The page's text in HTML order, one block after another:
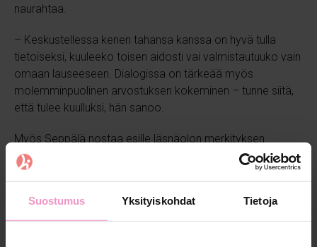
Suostumus Yksityiskohdat Tietoja
naurahtaa.
– Keskustellessa kenen tahansa kanssa on hyvä tulla
tietoiseksi, kuuleeko toisen aidosti vai valmistautuuko vain
omaan lauseeseen. Dialogissa on tärkeää myös
molemminpuolinen arvostuksen kokeminen – tunne siitä,
että tulee kuulluksi, hän sanoo.
Myös Seppälä nostaa esille läsnäolon merkityksen
kohtaamisissa.
– Kysymys ei ole pelkästään siitä, “mitä kuuluu”, vaan
miten löytää aikaa aidolle läsnäololle ja kohtaamiselle.
Tätä ei voi mielestäni koskaan tehdä liikaa. Sama koskee